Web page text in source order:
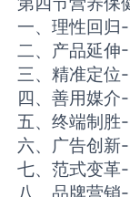
一、理性回
二、产品延
三、精准定
四、善用媒
五、终端制
六、广告创
七、范式变
八、品牌营